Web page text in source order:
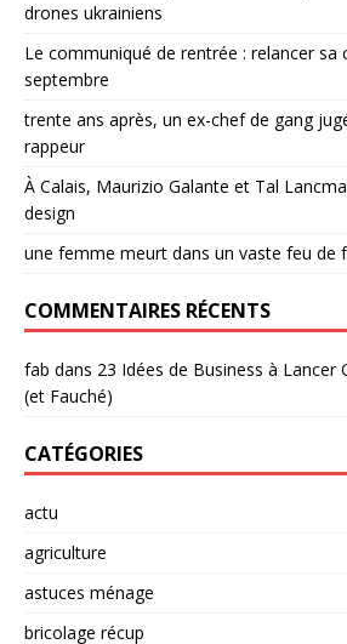
drones ukrainiens
Le communiqué de rentrée : relancer sa
septembre
trente ans après, un ex-chef de gang
rappeur
À Calais, Maurizio Galante et Tal
design
une femme meurt dans un vaste feu de
COMMENTAIRES RÉCENTS
fab dans 23 Idées de Business à Lancer
(et Fauché)
CATÉGORIES
actu
agriculture
astuces ménage
bricolage récup